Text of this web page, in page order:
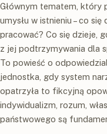
Głównym tematem, który
umysłu w istnieniu – co
pracować? Co się dzieje,
z jej podtrzymywania dla
To powieść o
jednostka, gdy system
opatrzyła to fikcyjną
indywidualizm, rozum,
państwowego są